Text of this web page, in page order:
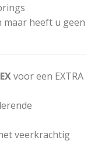
heeft u geen
voor een EXTRA
veerkrachtig